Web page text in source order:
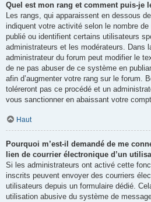
Quel est mon rang et comment puis-je
Les rangs, qui apparaissent en dessous
indiquent votre activité selon le nombre
publié ou identifient certains utilisateurs
administrateurs et les modérateurs. Dans
administrateur du forum peut modifier le
de ne pas abuser de ce système en
afin d’augmenter votre rang sur le forum.
toléreront pas ce procédé et un
vous sanctionner en abaissant votre
Haut
Pourquoi m’est-il demandé de me
lien de courrier électronique d’un
Si les administrateurs ont activé cette
inscrits peuvent envoyer des courriers
utilisateurs depuis un formulaire dédié.
utilisation abusive du système de